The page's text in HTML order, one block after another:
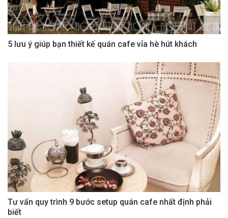
5 lưu ý giúp bạn thiết kế quán cafe vỉa hè hút khách
Tư vấn quy trình 9 bước setup quán cafe nhất định phải
biết